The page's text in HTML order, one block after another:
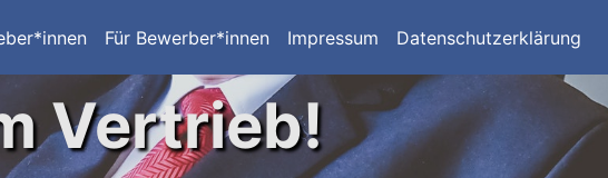
Für Bewerber*innen Impressum Datenschutzerklärung
Vertrieb!